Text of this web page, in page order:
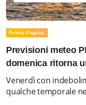
Prima Pagina
Previsioni meteo
domenica ritorna
Venerdì con
qualche temporale